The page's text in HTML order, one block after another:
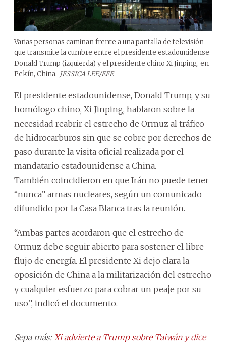
Varias personas caminan frente a una pantalla de televisión
que transmite la cumbre entre el presidente estadounidense
Donald Trump (izquierda) y el presidente chino Xi Jinping, en
Pekín, China. JESSICA LEE/EFE
El presidente estadounidense, Donald Trump, y su
homólogo chino, Xi Jinping, hablaron sobre la
necesidad reabrir el estrecho de Ormuz al tráfico
de hidrocarburos sin que se cobre por derechos de
paso durante la visita oficial realizada por el
mandatario estadounidense a China.
También coincidieron en que Irán no puede tener
“nunca” armas nucleares, según un comunicado
difundido por la Casa Blanca tras la reunión.
“Ambas partes acordaron que el estrecho de
Ormuz debe seguir abierto para sostener el libre
flujo de energía. El presidente Xi dejo clara la
oposición de China a la militarización del estrecho
y cualquier esfuerzo para cobrar un peaje por su
uso”, indicó el documento.
Sepa más: Xi advierte a Trump sobre Taiwán y dice